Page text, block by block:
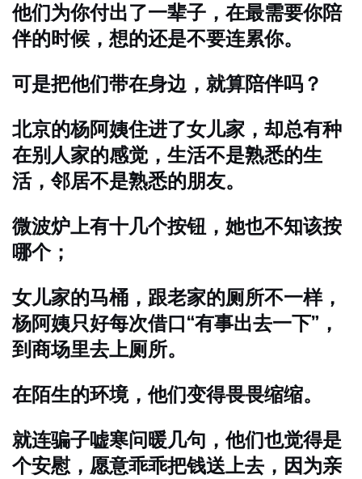
他们为你付出了一辈子，在最需要你陪
伴的时候，想的还是不要连累你。
可是把他们带在身边，就算陪伴吗？
北京的杨阿姨住进了女儿家，却总有种
在别人家的感觉，生活不是熟悉的生
活，邻居不是熟悉的朋友。
微波炉上有十几个按钮，她也不知该按
哪个；
女儿家的马桶，跟老家的厕所不一样，
杨阿姨只好每次借口“有事出去一下”，
到商场里去上厕所。
在陌生的环境，他们变得畏畏缩缩。
就连骗子嘘寒问暖几句，他们也觉得是
个安慰，愿意乖乖把钱送上去，因为亲